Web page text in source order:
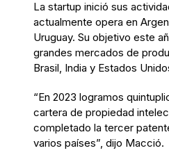
La startup inició sus
actualmente opera en
Uruguay. Su objetivo este
grandes mercados de
Brasil, India y Estados
“En 2023 logramos
cartera de propiedad
completado la tercer
varios países”, dijo Macció.